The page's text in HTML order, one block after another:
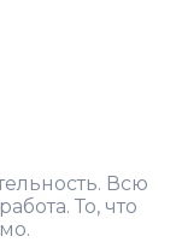
Всю
То, что